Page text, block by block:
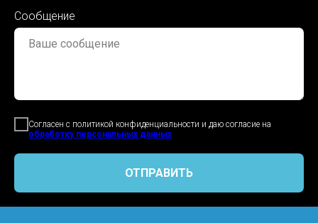
Сообщение
Согласен с политикой конфиденциальности и даю согласие на
обработку персональных данных
ОТПРАВИТЬ